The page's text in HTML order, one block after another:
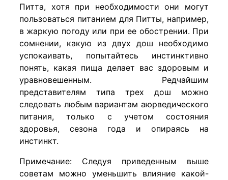
Питта, хотя при необходимости они могут
пользоваться питанием для Питты, например,
в жаркую погоду или при ее обострении. При
сомнении, какую из двух дош необходимо
успокаивать, попытайтесь инстинктивно
понять, какая пища делает вас здоровым и
уравновешенным. Редчайшим
представителям типа трех дош можно
следовать любым вариантам аюрведического
питания, только с учетом состояния
здоровья, сезона года и опираясь на
инстинкт.
Примечание: Следуя приведенным выше
советам можно уменьшить влияние какой-